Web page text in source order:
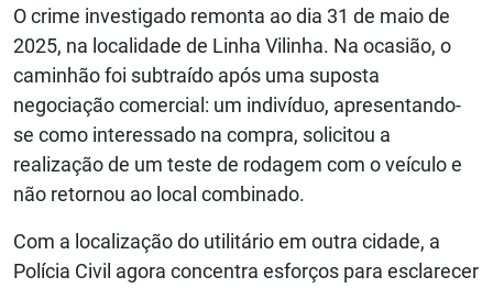
O crime investigado remonta ao dia 31 de maio de
2025, na localidade de Linha Vilinha. Na ocasião, o
caminhão foi subtraído após uma suposta
negociação comercial: um indivíduo, apresentando-
se como interessado na compra, solicitou a
realização de um teste de rodagem com o veículo e
não retornou ao local combinado.
Com a localização do utilitário em outra cidade, a
Polícia Civil agora concentra esforços para esclarecer